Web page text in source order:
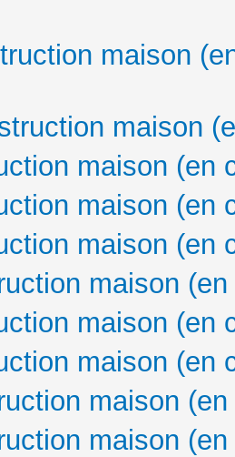
maison
maison
maison (en
maison (en
maison (en
maison
maison (en
maison (en
maison
maison